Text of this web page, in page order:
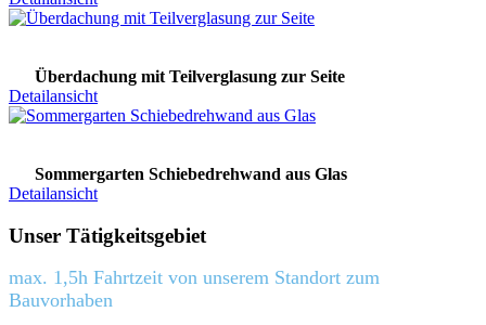
Überdachung mit Teilverglasung zur Seite
Detailansicht
Sommergarten Schiebedrehwand aus Glas
Detailansicht
Unser Tätigkeitsgebiet
max. 1,5h Fahrtzeit von unserem Standort zum
Bauvorhaben